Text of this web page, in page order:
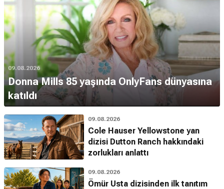
09.08.2026
Donna Mills 85 yaşında OnlyFans dünyasına
katıldı
09.08.2026
Cole Hauser Yellowstone yan
dizisi Dutton Ranch hakkındaki
zorlukları anlattı
09.08.2026
Ömür Usta dizisinden ilk tanıtım